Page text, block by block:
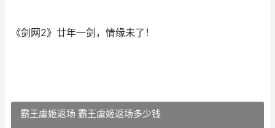
《剑网2》廿年一剑，情缘未了！
霸王虞姬返场 霸王虞姬返场多少钱